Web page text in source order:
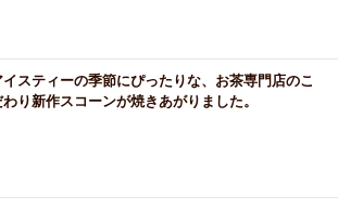
イスティーの季節にぴったりな、お茶専門店のこ
わり新作スコーンが焼きあがりました。